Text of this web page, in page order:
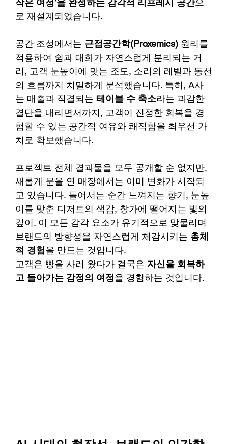
작은 여정’을 완성하는 감각적 리프레시 공간으
로 재설계되었습니다.
공간 조성에서는 근접공간학(Proxemics) 원리를
적용하여 쉼과 대화가 자연스럽게 분리되는 거
리, 고객 눈높이에 맞는 조도, 소리의 레벨과 동선
의 흐름까지 치밀하게 분석했습니다. 특히, A사
는 매출과 직결되는 테이블 수 축소라는 과감한
결단을 내리면서까지, 고객이 진정한 회복을 경
험할 수 있는 공간적 여유와 쾌적함을 최우선 가
치로 확보했습니다.
프로젝트 전체 결과물을 모두 공개할 순 없지만,
새롭게 문을 연 매장에서는 이미 변화가 시작되
고 있습니다. 들어서는 순간 느껴지는 향기, 눈높
이를 맞춘 디저트의 색감, 창가에 떨어지는 빛의
깊이. 이 모든 감각 요소가 유기적으로 맞물리며
브랜드의 방향성을 자연스럽게 체감시키는 총체
적 경험을 만드는 것입니다.
고객은 빵을 사러 왔다가 결국은 자신을 회복하
고 돌아가는 감정의 여정을 경험하는 것입니다.